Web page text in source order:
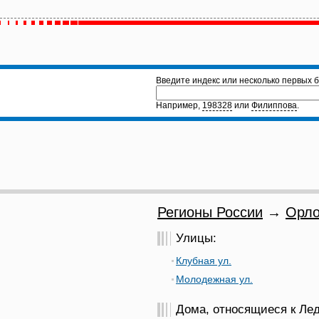
Введите индекс или несколько первых
Например, 198328 или Филиппова.
Регионы России →
Улицы:
Клубная ул.
Молодежная ул.
Дома, относящиеся к